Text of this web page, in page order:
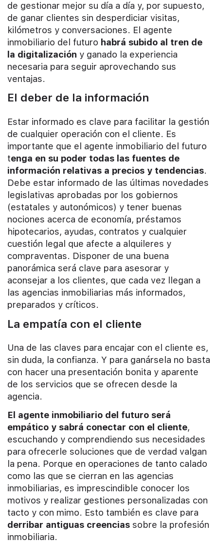
de gestionar mejor su día a día y, por supuesto,
de ganar clientes sin desperdiciar visitas,
kilómetros y conversaciones. El agente
inmobiliario del futuro habrá subido al tren de
la digitalización y ganado la experiencia
necesaria para seguir aprovechando sus
ventajas.
El deber de la información
Estar informado es clave para facilitar la gestión
de cualquier operación con el cliente. Es
importante que el agente inmobiliario del futuro
tenga en su poder todas las fuentes de
información relativas a precios y tendencias.
Debe estar informado de las últimas novedades
legislativas aprobadas por los gobiernos
(estatales y autonómicos) y tener buenas
nociones acerca de economía, préstamos
hipotecarios, ayudas, contratos y cualquier
cuestión legal que afecte a alquileres y
compraventas. Disponer de una buena
panorámica será clave para asesorar y
aconsejar a los clientes, que cada vez llegan a
las agencias inmobiliarias más informados,
preparados y críticos.
La empatía con el cliente
Una de las claves para encajar con el cliente es,
sin duda, la confianza. Y para ganársela no basta
con hacer una presentación bonita y aparente
de los servicios que se ofrecen desde la
agencia.
El agente inmobiliario del futuro será
empático y sabrá conectar con el cliente,
escuchando y comprendiendo sus necesidades
para ofrecerle soluciones que de verdad valgan
la pena. Porque en operaciones de tanto calado
como las que se cierran en las agencias
inmobiliarias, es imprescindible conocer los
motivos y realizar gestiones personalizadas con
tacto y con mimo. Esto también es clave para
derribar antiguas creencias sobre la profesión
inmobiliaria.